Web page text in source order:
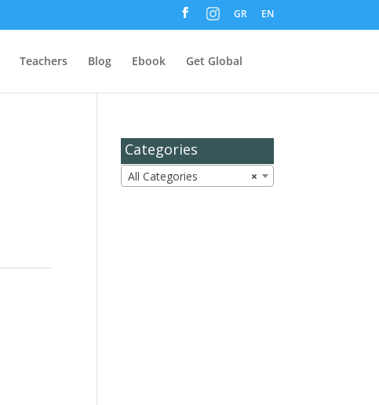
M
e
n
t
e
GR EN
Teachers Blog Ebook Get Global
Categories
×
All Categories